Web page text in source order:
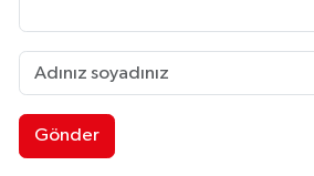
Gönder